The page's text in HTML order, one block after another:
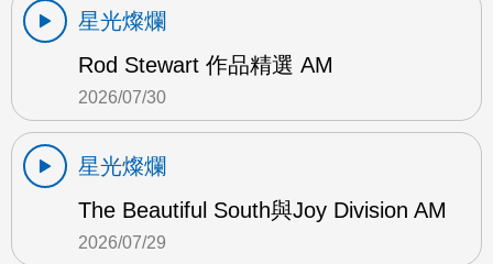
星光燦爛
Rod Stewart 作品精選 AM
2026/07/30
星光燦爛
The Beautiful South與Joy Division AM
2026/07/29